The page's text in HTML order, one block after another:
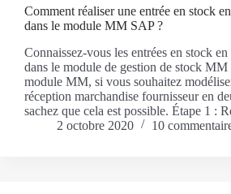
Comment réaliser une entrée en stock
dans le module MM SAP ?
Connaissez-vous les entrées en stock en
dans le module de gestion de stock MM
module MM, si vous souhaitez
réception marchandise fournisseur en
sachez que cela est possible. Étape 1 :
2 octobre 2020
10